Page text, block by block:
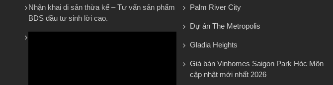
Nhận khai di sản thừa kế – Tư vấn sản phẩm
BDS đầu tư sinh lời cao.
Palm River City
Dự án The Metropolis
Gladia Heights
Giá bán Vinhomes Saigon Park Hóc Môn
cập nhật mới nhất 2026